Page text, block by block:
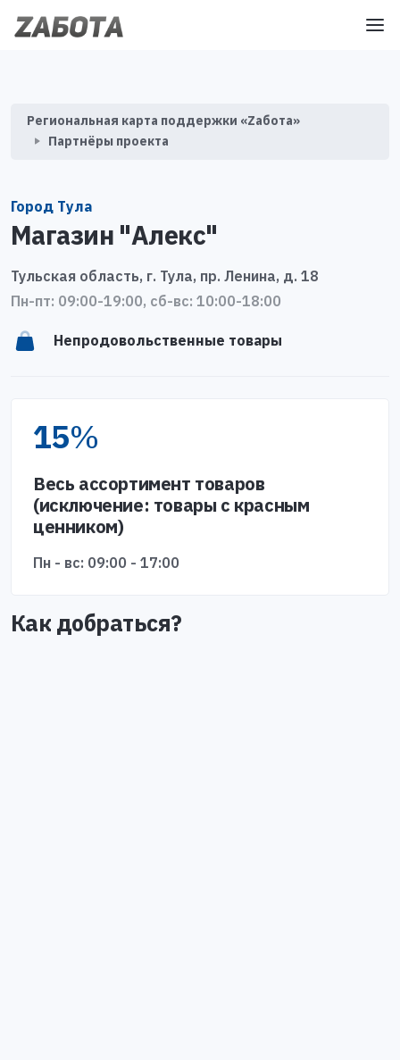
Региональная карта поддержки «Zабота»
Партнёры проекта
Город Тула
Магазин "Алекс"
Тульская область, г. Тула, пр. Ленина, д. 18
Пн-пт: 09:00-19:00, сб-вс: 10:00-18:00
Непродовольственные товары
15%
Весь ассортимент товаров
(исключение: товары с красным
ценником)
Пн - вс: 09:00 - 17:00
Как добраться?